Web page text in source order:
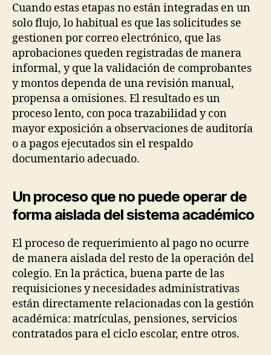
Cuando estas etapas no están integradas en un
solo flujo, lo habitual es que las solicitudes se
gestionen por correo electrónico, que las
aprobaciones queden registradas de manera
informal, y que la validación de comprobantes
y montos dependa de una revisión manual,
propensa a omisiones. El resultado es un
proceso lento, con poca trazabilidad y con
mayor exposición a observaciones de auditoría
o a pagos ejecutados sin el respaldo
documentario adecuado.
Un proceso que no puede operar de
forma aislada del sistema académico
El proceso de requerimiento al pago no ocurre
de manera aislada del resto de la operación del
colegio. En la práctica, buena parte de las
requisiciones y necesidades administrativas
están directamente relacionadas con la gestión
académica: matrículas, pensiones, servicios
contratados para el ciclo escolar, entre otros.